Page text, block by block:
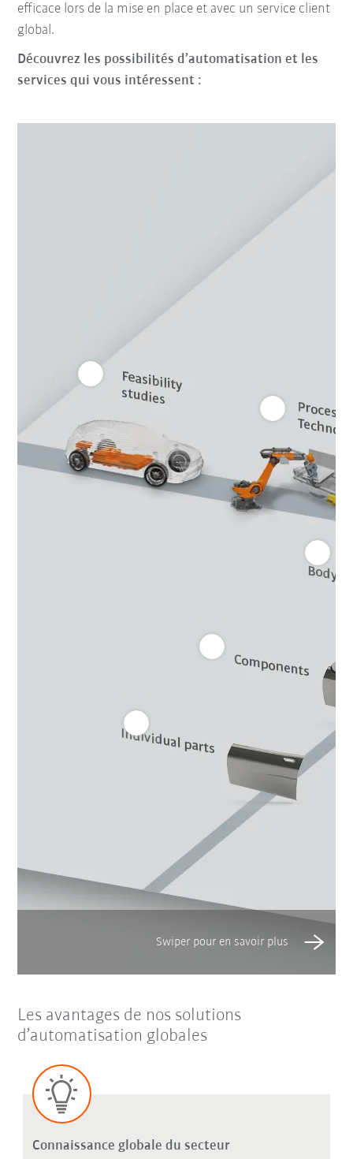
efficace lors de la mise en place et avec un service client
global.
Découvrez les possibilités d’automatisation et les
services qui vous intéressent :
Les avantages de nos solutions
d’automatisation globales
Connaissance globale du secteur